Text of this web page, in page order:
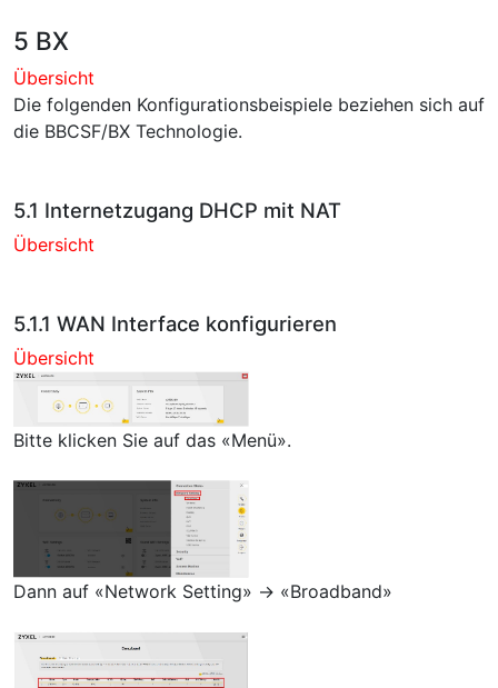
5 BX
Übersicht
Die folgenden Konfigurationsbeispiele beziehen sich auf
die BBCSF/BX Technologie.
5.1 Internetzugang DHCP mit NAT
Übersicht
5.1.1 WAN Interface konfigurieren
Übersicht
Bitte klicken Sie auf das «Menü».
Dann auf «Network Setting» → «Broadband»